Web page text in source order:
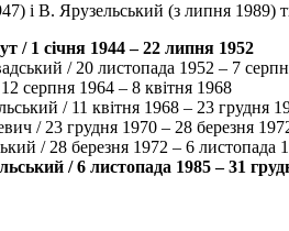
і В. Ярузельський (з липня
/ 1 січня 1944 – 22 липня 1952
/ 20 листопада 1952 – 7
серпня 1964 – 8 квітня 1968
/ 11 квітня 1968 – 23 грудня
/ 23 грудня 1970 – 28 березня
/ 28 березня 1972 – 6 листопада
/ 6 листопада 1985 – 31